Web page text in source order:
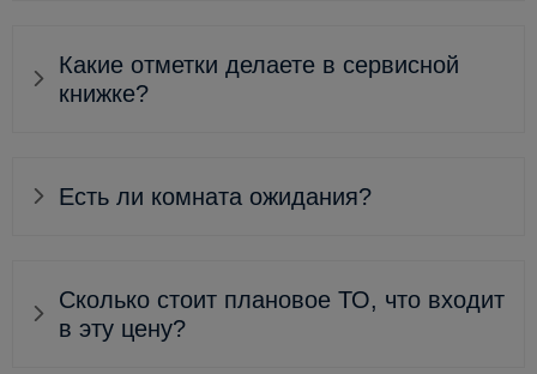
Какие отметки делаете в сервисной
книжке?
Есть ли комната ожидания?
Сколько стоит плановое ТО, что входит
в эту цену?